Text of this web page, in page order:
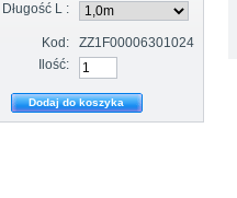
Długość L :
Kod:
ZZ1F00006301024
Ilość: